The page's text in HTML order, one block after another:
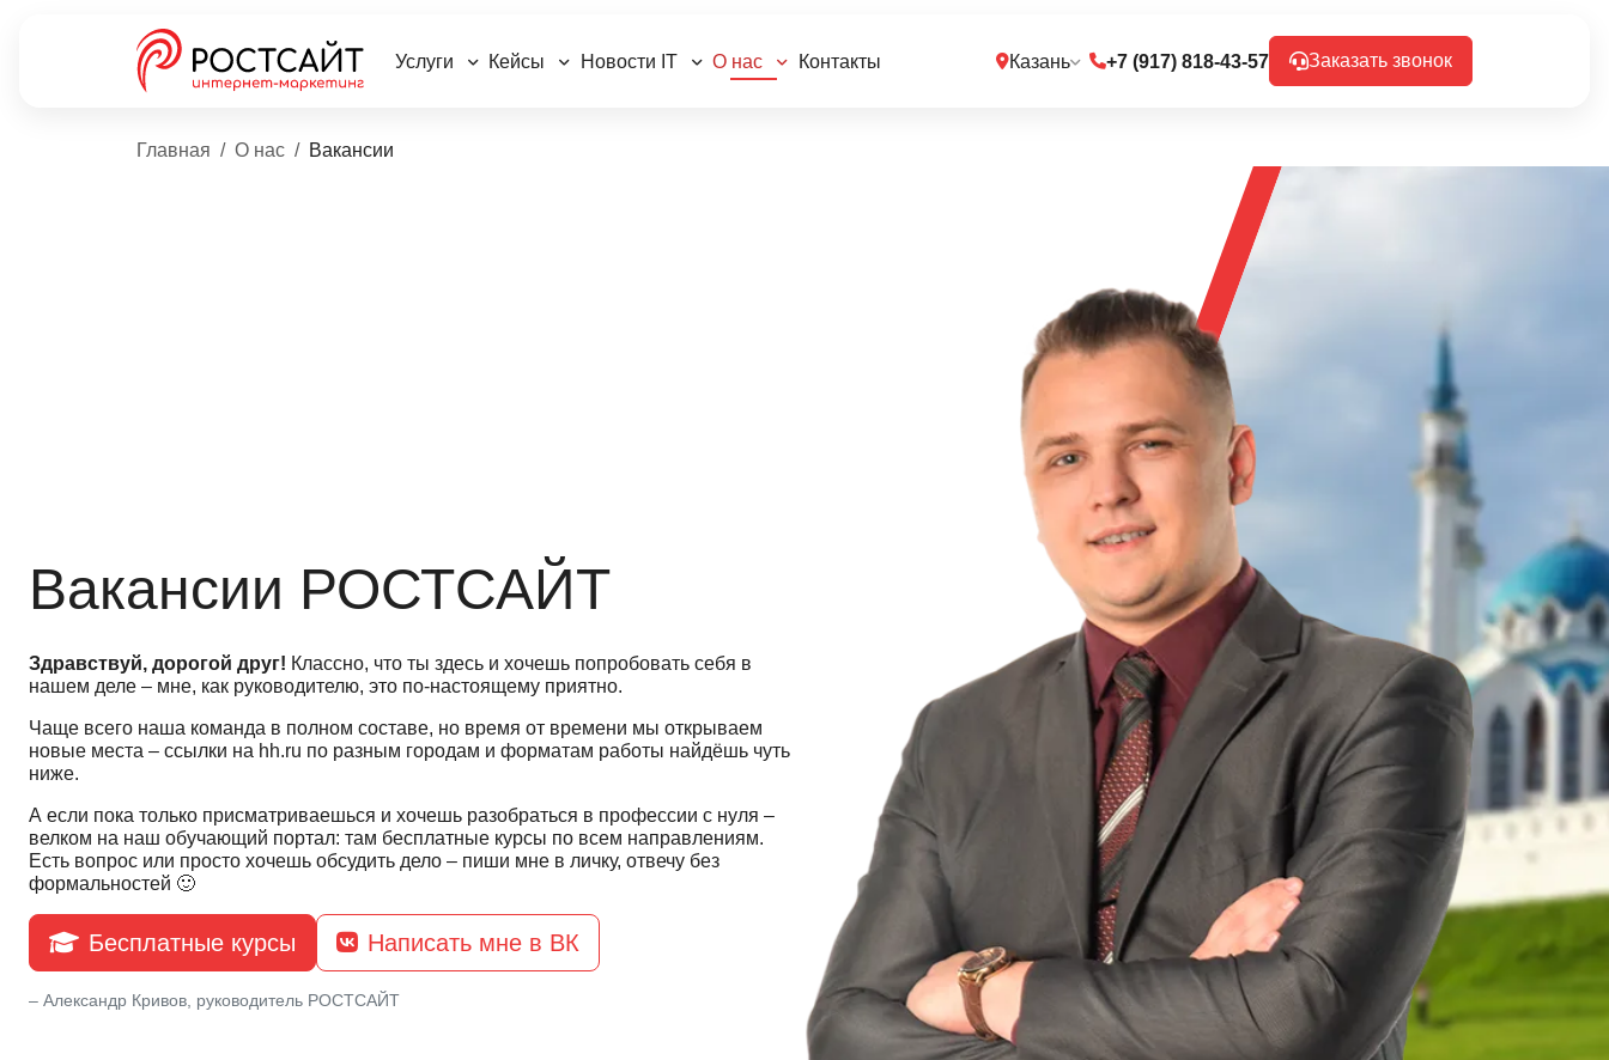
Услуги Кейсы Новости IT О нас Контакты Казань +7 (917) 818-43-57 Заказать звонок
Главная О нас Вакансии
Вакансии РОСТСАЙТ
Здравствуй, дорогой друг! Классно, что ты здесь и хочешь попробовать себя в
нашем деле – мне, как руководителю, это по-настоящему приятно.
Чаще всего наша команда в полном составе, но время от времени мы открываем
новые места – ссылки на hh.ru по разным городам и форматам работы найдёшь чуть
ниже.
А если пока только присматриваешься и хочешь разобраться в профессии с нуля –
велком на наш обучающий портал: там бесплатные курсы по всем направлениям.
Есть вопрос или просто хочешь обсудить дело – пиши мне в личку, отвечу без
формальностей 🙂
Бесплатные курсы Написать мне в ВК
– Александр Кривов, руководитель РОСТСАЙТ